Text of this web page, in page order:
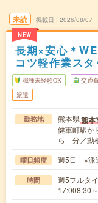
未読
NEW
掲載日 2026/08/07
長期×安心＊
コツ軽作業スタ
職種未経験OK 交通
派遣
勤務地 熊本県熊本
健軍町駅か
ら---分／動
曜日頻度 週5日 ※派
時間
週5フルタ
17:008:30